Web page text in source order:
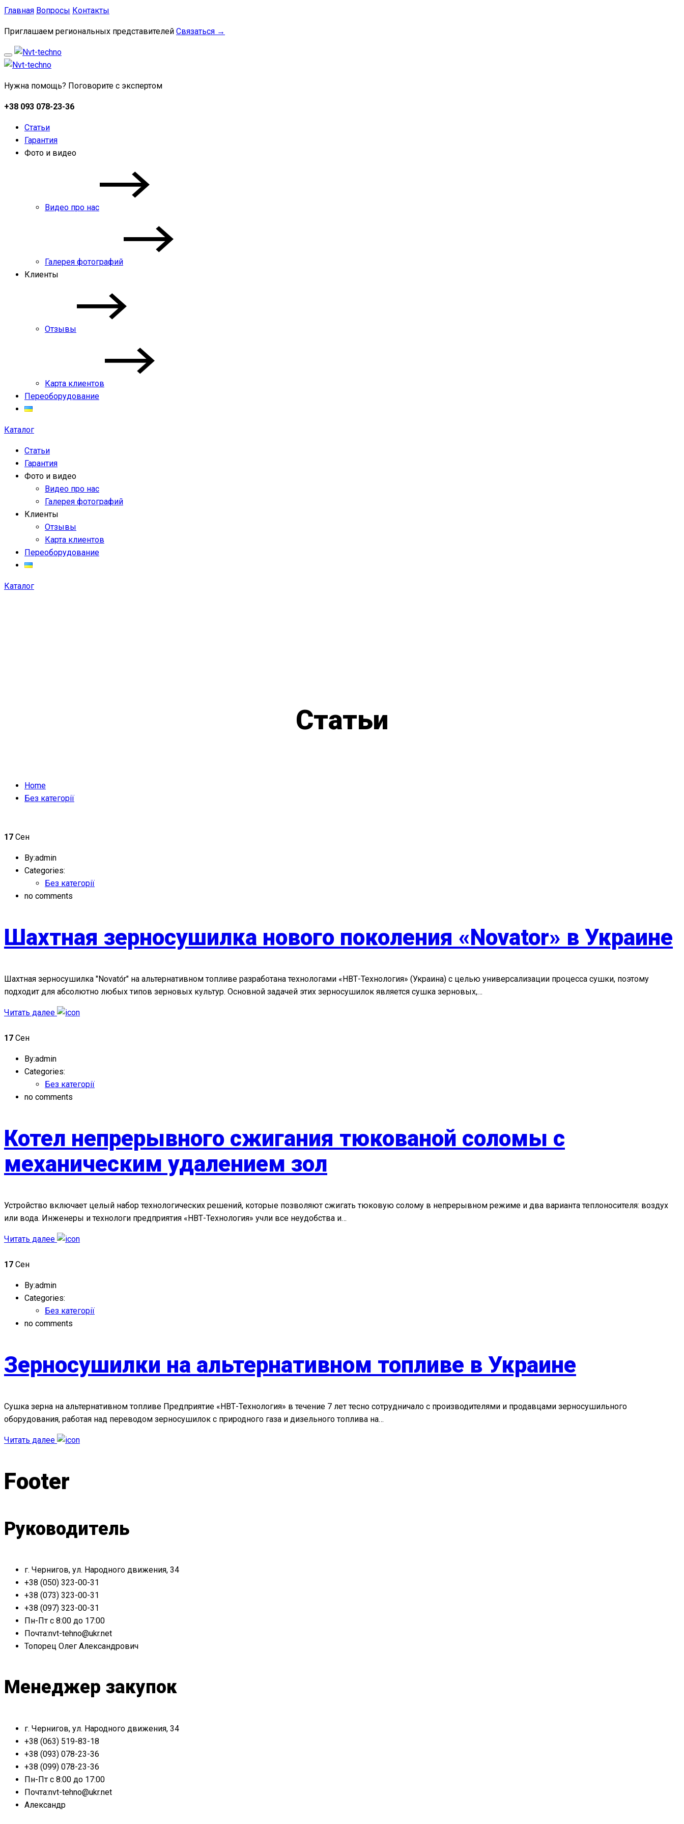
Главная Вопросы Контакты
Приглашаем региональных представителей Связаться →
Нужна помощь? Поговорите с экспертом
+38 093 078-23-36
Статьи
Гарантия
Фото и видео
Видео про нас
Галерея фотографий
Клиенты
Отзывы
Карта клиентов
Переоборудование
Каталог
Статьи
Гарантия
Фото и видео
Видео про нас
Галерея фотографий
Клиенты
Отзывы
Карта клиентов
Переоборудование
Каталог
Статьи
Home
Без категорії
17 Сен
By:admin
Categories:
Без категорії
no comments
Шахтная зерносушилка нового поколения «Novator» в Украине
Шахтная зерносушилка "Novatо́r" на альтернативном топливе разработана технологами «НВТ-Технология» (Украина) с целью универсализации процесса сушки, поэтому
подходит для абсолютно любых типов зерновых культур. Основной задачей этих зерносушилок является сушка зерновых,…
Читать далее
17 Сен
By:admin
Categories:
Без категорії
no comments
Котел непрерывного сжигания тюкованой соломы с
механическим удалением зол
Устройство включает целый набор технологических решений, которые позволяют сжигать тюковую солому в непрерывном режиме и два варианта теплоносителя: воздух
или вода. Инженеры и технологи предприятия «НВТ-Технология» учли все неудобства и…
Читать далее
17 Сен
By:admin
Categories:
Без категорії
no comments
Зерносушилки на альтернативном топливе в Украине
Сушка зерна на альтернативном топливе Предприятие «НВТ-Технология» в течение 7 лет тесно сотрудничало с производителями и продавцами зерносушильного
оборудования, работая над переводом зерносушилок с природного газа и дизельного топлива на…
Читать далее
Footer
Руководитель
г. Чернигов, ул. Народного движения, 34
+38 (050) 323-00-31
+38 (073) 323-00-31
+38 (097) 323-00-31
Пн-Пт с 8:00 до 17:00
Почта:nvt-tehno@ukr.net
Топорец Олег Александрович
Менеджер закупок
г. Чернигов, ул. Народного движения, 34
+38 (063) 519-83-18
+38 (093) 078-23-36
+38 (099) 078-23-36
Пн-Пт с 8:00 до 17:00
Почта:nvt-tehno@ukr.net
Александр